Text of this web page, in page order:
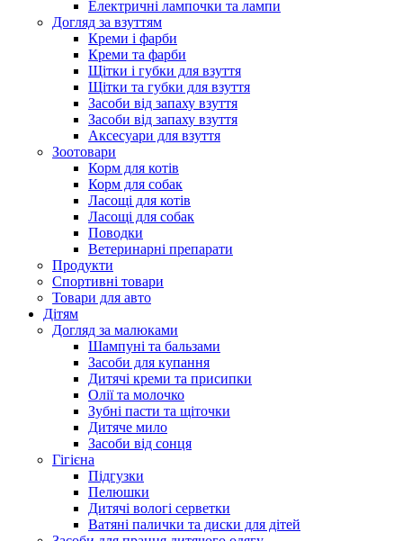
Електричні лампочки та лампи
Догляд за взуттям
Креми і фарби
Креми та фарби
Щітки і губки для взуття
Щітки та губки для взуття
Засоби від запаху взуття
Засоби від запаху взуття
Аксесуари для взуття
Зоотовари
Корм для котів
Корм для собак
Ласощі для котів
Ласощі для собак
Поводки
Ветеринарні препарати
Продукти
Спортивні товари
Товари для авто
Дітям
Догляд за малюками
Шампуні та бальзами
Засоби для купання
Дитячі креми та присипки
Олії та молочко
Зубні пасти та щіточки
Дитяче мило
Засоби від сонця
Гігієна
Підгузки
Пелюшки
Дитячі вологі серветки
Ватяні палички та диски для дітей